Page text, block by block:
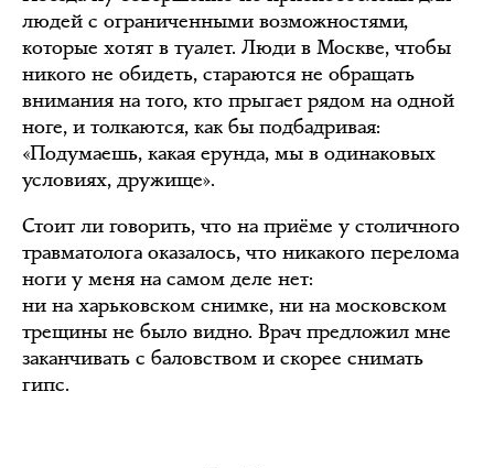
людей с ограниченными возможностями,
которые хотят в туалет. Люди в Москве, чтобы
никого не обидеть, стараются не обращать
внимания на того, кто прыгает рядом на одной
ноге, и толкаются, как бы подбадривая:
«Подумаешь, какая ерунда, мы в одинаковых
условиях, дружище».
Стоит ли говорить, что на приёме у столичного
травматолога оказалось, что никакого перелома
ноги у меня на самом деле нет:
ни на харьковском снимке, ни на московском
трещины не было видно. Врач предложил мне
заканчивать с баловством и скорее снимать
гипс.